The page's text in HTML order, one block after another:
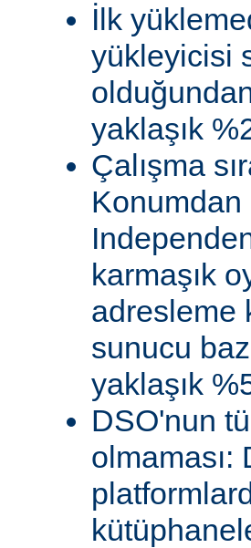
İlk
yükleyicisi
yaklaşık
Çalışma
Konumdan
karmaşık
adresleme
sunucu
yaklaşık
DSO'nun
olmaması: